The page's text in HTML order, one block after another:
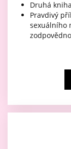
Druhá
Pravdivý
sexuálního